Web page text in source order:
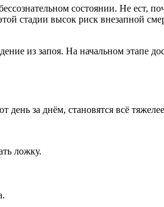
состоянии. Не ест,
стадии высок риск внезапной
из запоя. На начальном этапе
за днём, становятся всё
ложку.